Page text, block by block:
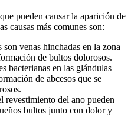
pueden causar la aparición de
causas más comunes son:
venas hinchadas en la zona
de bultos dolorosos.
bacterianas en las glándulas
de abcesos que se
revestimiento del ano pueden
bultos junto con dolor y